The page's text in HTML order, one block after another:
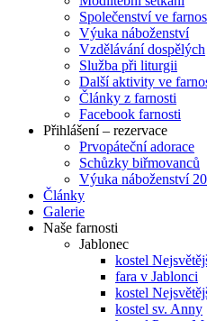
Společenství ve
Výuka náboženství
Vzdělávání dospělých
Služba při liturgii
Další aktivity ve
Články z farnosti
Facebook farnosti
Přihlášení – rezervace
Prvopáteční adorace
Schůzky biřmovanců
Výuka náboženství
Články
Galerie
Naše farnosti
Jablonec
kostel
fara v Jablonci
kostel
kostel sv. Anny